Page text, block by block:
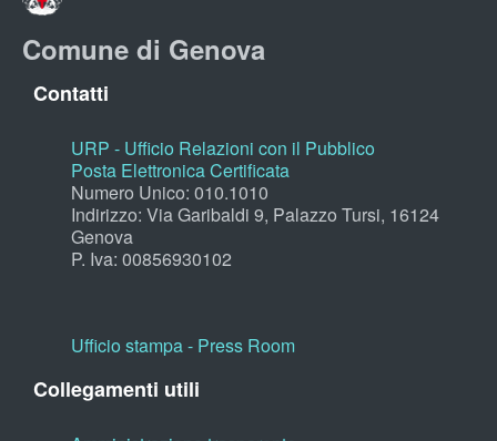
Comune di Genova
Contatti
URP - Ufficio Relazioni con il Pubblico
Posta Elettronica Certificata
Numero Unico: 010.1010
Indirizzo: Via Garibaldi 9, Palazzo Tursi, 16124
Genova
P. Iva: 00856930102
Ufficio stampa - Press Room
Collegamenti utili